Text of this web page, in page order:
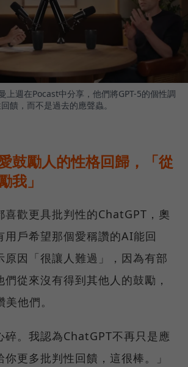
上週在Pocast中分享，他們將GPT-5的個性調
饋，而不是過去的應聲蟲。
鼓勵人的性格回歸，「從
我」
喜歡更具批判性的ChatGPT，奧
用戶希望那個愛稱讚的AI能回
原因「很讓人難過」，因為有部
從來沒有得到其他人的鼓勵，
他們。
碎。我認為ChatGPT不再只是應
更多批判性回饋，這很棒。」